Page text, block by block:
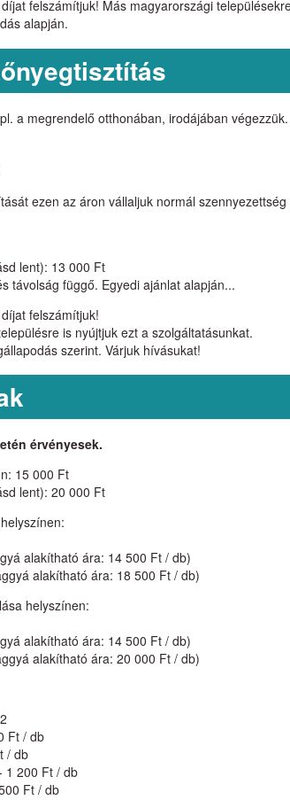
felszámítjuk! Más magyarországi
alapján.
a megrendelő otthonában, irodájában végezzük.
ezen az áron vállaljuk normál szennyezettség
lent): 13 000 Ft
távolság függő. Egyedi ajánlat alapján...
felszámítjuk!
is nyújtjuk ezt a szolgáltatásunkat.
szerint. Várjuk hívásukat!
érvényesek.
15 000 Ft
lent): 20 000 Ft
alakítható ára: 14 500 Ft / db)
alakítható ára: 18 500 Ft / db)
helyszínen:
alakítható ára: 14 500 Ft / db)
alakítható ára: 20 000 Ft / db)
Ft / db
/ db
1 200 Ft / db
Ft / db